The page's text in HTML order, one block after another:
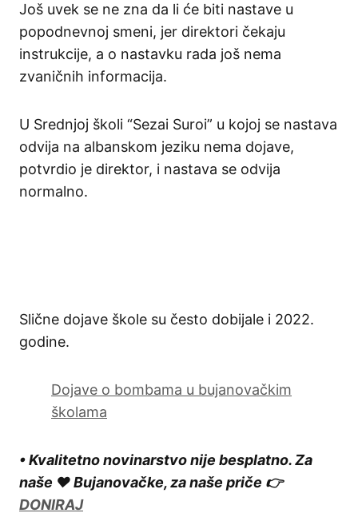
Još uvek se ne zna da li će biti nastave u
popodnevnoj smeni, jer direktori čekaju
instrukcije, a o nastavku rada još nema
zvaničnih informacija.
U Srednjoj školi “Sezai Suroi” u kojoj se nastava
odvija na albanskom jeziku nema dojave,
potvrdio je direktor, i nastava se odvija
normalno.
Slične dojave škole su često dobijale i 2022.
godine.
Dojave o bombama u bujanovačkim
školama
• Kvalitetno novinarstvo nije besplatno. Za
naše ❤️ Bujanovačke, za naše priče 👉
DONIRAJ